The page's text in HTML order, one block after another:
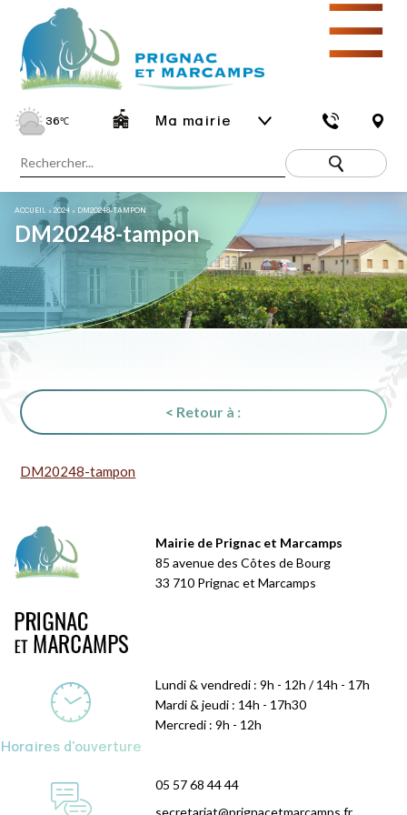
36℃ Ma mairie
☰
ACCUEIL »2024 » DM20248-TAMPON
DM20248-tampon
< Retour à :
DM20248-tampon
Mairie de Prignac et Marcamps
85 avenue des Côtes de Bourg
33 710 Prignac et Marcamps
Horaires d'ouverture
Lundi & vendredi : 9h - 12h / 14h - 17h
Mardi & jeudi : 14h - 17h30
Mercredi : 9h - 12h
05 57 68 44 44